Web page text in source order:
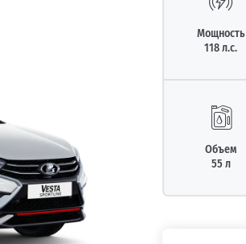
Мощность
118 л.с.
Объем
55 л